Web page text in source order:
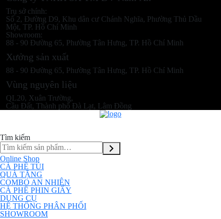
Trụ sở chính:
Số 2, Đường D9, Khu dân cư Chánh Nghĩa, Phường Thủ Dầu
Một, TP. Hồ Chí Minh
Showroom:
88 - 90 Đường 65, Phường Tân Hưng, TP. Hồ Chí Minh
Xưởng sản xuất
88 - 90 Đường 65, Phường Tân Hưng, TP. Hồ Chí Minh
Vùng nguyên liệu
QL20, Xuân Trường,
Cầu Đất, Thành phố Đà Lạt, Lâm Đồng
Tìm kiếm
Online Shop
CÀ PHÊ TÚI
QUÀ TẶNG
COMBO AN NHIÊN
CÀ PHÊ PHIN GIẤY
DỤNG CỤ
HỆ THỐNG PHÂN PHỐI
SHOWROOM